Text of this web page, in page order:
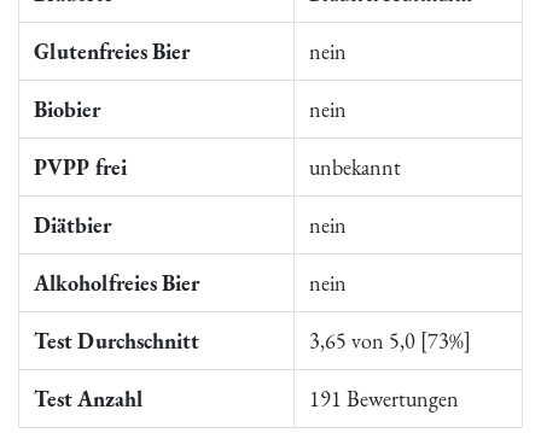
Glutenfreies Bier nein
Biobier nein
PVPP frei unbekannt
Diätbier nein
Alkoholfreies Bier nein
Test Durchschnitt 3,65 von 5,0 [73%]
Test Anzahl 191 Bewertungen